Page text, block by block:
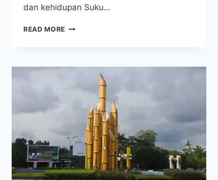
dan kehidupan Suku…
READ MORE BIKIN
SUKU
HALMAHERA